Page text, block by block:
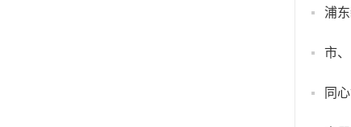
浦
市
同